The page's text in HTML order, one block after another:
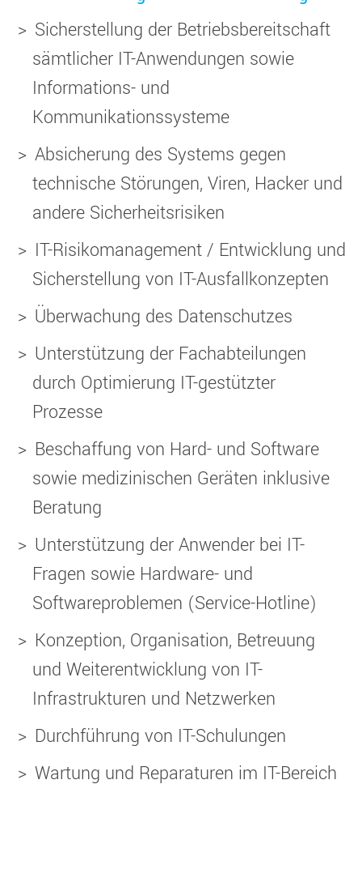
Sicherstellung der Betriebsbereitschaft
sämtlicher IT-Anwendungen sowie
Informations- und
Kommunikationssysteme
Absicherung des Systems gegen
technische Störungen, Viren, Hacker und
andere Sicherheitsrisiken
IT-Risikomanagement / Entwicklung und
Sicherstellung von IT-Ausfallkonzepten
Überwachung des Datenschutzes
Unterstützung der Fachabteilungen
durch Optimierung IT-gestützter
Prozesse
Beschaffung von Hard- und Software
sowie medizinischen Geräten inklusive
Beratung
Unterstützung der Anwender bei IT-
Fragen sowie Hardware- und
Softwareproblemen (Service-Hotline)
Konzeption, Organisation, Betreuung
und Weiterentwicklung von IT-
Infrastrukturen und Netzwerken
Durchführung von IT-Schulungen
Wartung und Reparaturen im IT-Bereich